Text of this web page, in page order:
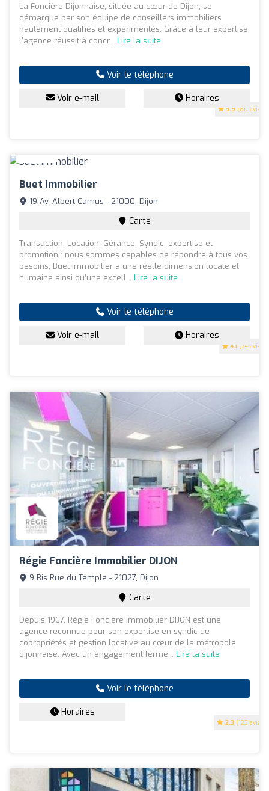
3.9 (80 avis)
La Foncière Dijonnaise, située au cœur de Dijon, se
démarque par son équipe de conseillers immobiliers
hautement qualifiés et expérimentés. Grâce à leur expertise,
l'agence réussit à concr... Lire la suite
Voir le téléphone
Voir e-mail Horaires
Buet Immobilier
4.1 (74 avis)
19 Av. Albert Camus - 21000, Dijon
Carte
Transaction, Location, Gérance, Syndic, expertise et
promotion : nous sommes capables de répondre à tous vos
besoins, Buet Immobilier a une réelle dimension locale et
humaine ainsi qu’une excell... Lire la suite
Voir le téléphone
Voir e-mail Horaires
Régie Foncière Immobilier DIJON
2.3 (123 avis)
9 Bis Rue du Temple - 21027, Dijon
Carte
Depuis 1967, Régie Foncière Immobilier DIJON est une
agence reconnue pour son expertise en syndic de
copropriétés et gestion locative au cœur de la métropole
dijonnaise. Avec un engagement ferme... Lire la suite
Voir le téléphone
Horaires